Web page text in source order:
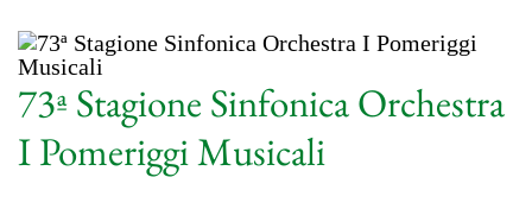
73ª Stagione Sinfonica Orchestra
I Pomeriggi Musicali